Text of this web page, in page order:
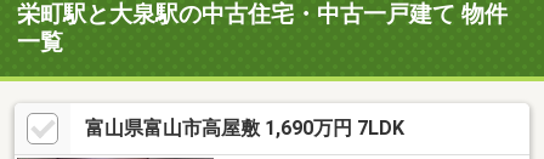
栄町駅と大泉駅の中古住宅・中古一戸建て 物件
一覧
富山県富山市高屋敷 1,690万円 7LDK